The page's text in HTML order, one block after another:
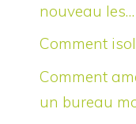
nouveau les…
Comment
Comment
un bureau